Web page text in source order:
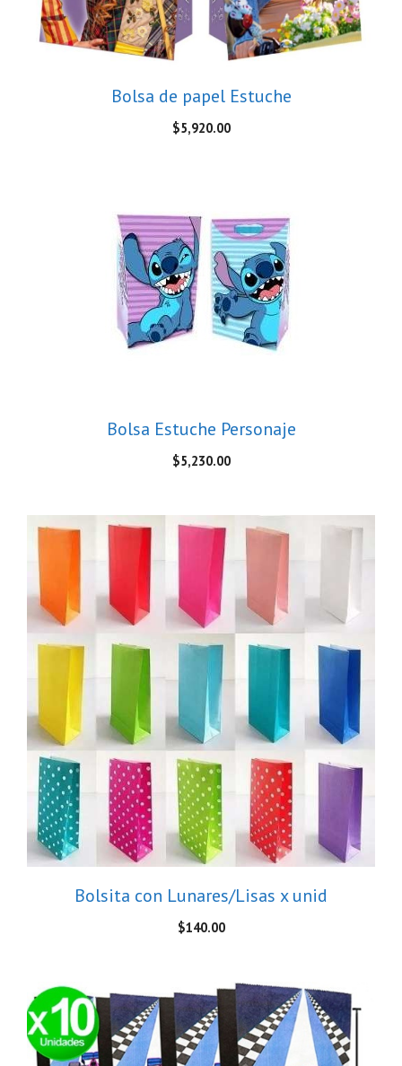
Bolsa de papel Estuche
$5,920.00
Bolsa Estuche Personaje
$5,230.00
Bolsita con Lunares/Lisas x unid
$140.00